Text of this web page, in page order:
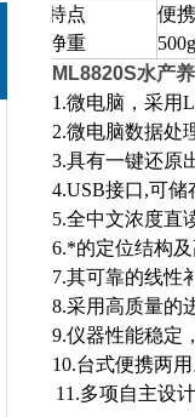
特点
净重
便
ML8820S水产
1.微电脑，采用
2.微电脑数据处
3.具有一键还原
4.USB接口,可储
5.全中文浓度直
6.*的定位结构
7.其可靠的线性
8.采用高质量的
9.仪器性能稳定
10.台式便携两
11.多项自主设